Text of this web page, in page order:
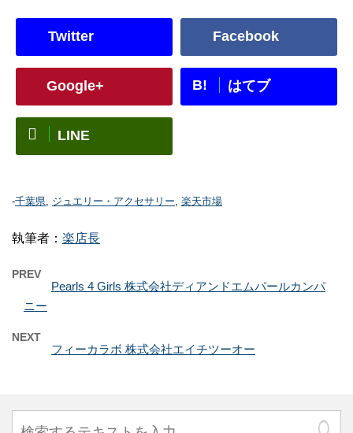
Twitter Facebook
Google+ B! はてブ
LINE
-千葉県, ジュエリー・アクセサリー, 楽天市場
執筆者： 楽店長
PREV
Pearls 4 Girls 株式会社ディアンドエムパールカンパ
ニー
NEXT
フィーカラボ 株式会社エイチツーオー